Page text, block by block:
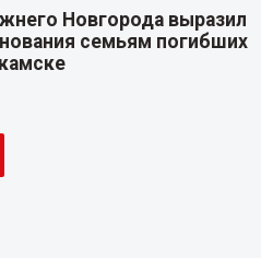
Новгорода выразил
семьям погибших